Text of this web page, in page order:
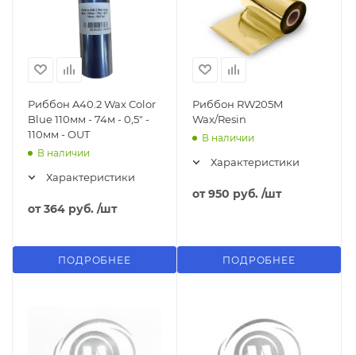
Риббон A40.2 Wax Color
Blue 110мм - 74м - 0,5" -
110мм - OUT
В наличии
Характеристики
от364 руб. /шт
ПОДРОБНЕЕ
Риббон RW205M
Wax/Resin
В наличии
Характеристики
от950 руб. /шт
ПОДРОБНЕЕ